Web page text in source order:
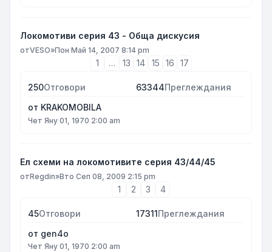
Локомотиви серия 43 - Обща дискусия
отVESO»Пон Май 14, 2007 8:14 pm
1 … 13 14 15 16 17
250Отговори 63344Преглеждания
от KRAKOMOBILA
Чет Яну 01, 1970 2:00 am
Ел схеми на локомотивите серия 43/44/45
отRegdin»Вто Сеп 08, 2009 2:15 pm
1 2 3 4
45Отговори 17311Преглеждания
от gen4o
Чет Яну 01, 1970 2:00 am